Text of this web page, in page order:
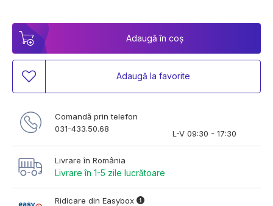
Adaugă în coș
Adaugă la favorite
Comandă prin telefon
031-433.50.68
L-V 09:30 - 17:30
Livrare în România
Livrare în 1-5 zile lucrătoare
Ridicare din Easybox